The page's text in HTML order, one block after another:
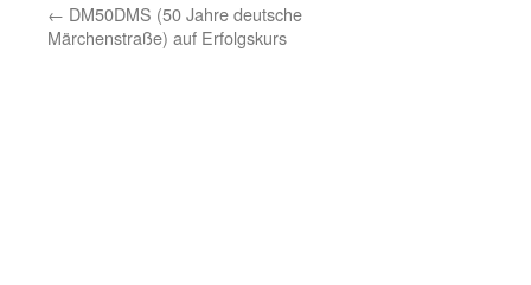
← DM50DMS (50 Jahre deutsche
Märchenstraße) auf Erfolgskurs